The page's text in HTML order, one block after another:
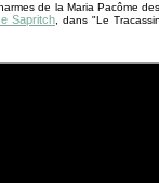
de la Maria Pacôme
Sapritch, dans "Le